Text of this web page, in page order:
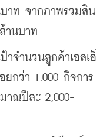
บาท จากภาพรวมสิน
านบาท
ำนวนลูกค้าเอสเอ็
กว่า 1,000 กิจการ
าณปีละ 2,000-